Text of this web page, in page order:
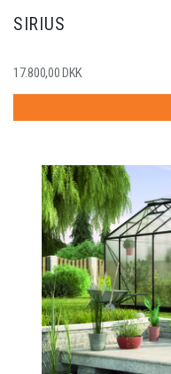
SIRIUS
17.800,00 DKK